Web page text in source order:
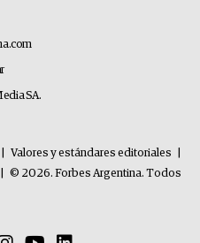
SA.
Valores y estándares editoriales
© 2026. Forbes Argentina. Todos